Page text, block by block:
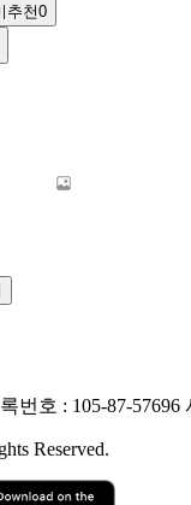
추천0
번호 : 105-87-57696
Reserved.